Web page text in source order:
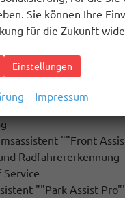
Parkbremse inkl.
mit
Regelung
automatisch
""Front
Radfahrererkennung
""Park Assist
Sie können Ihre
für die Zukunft
Einstellungen
Impressum